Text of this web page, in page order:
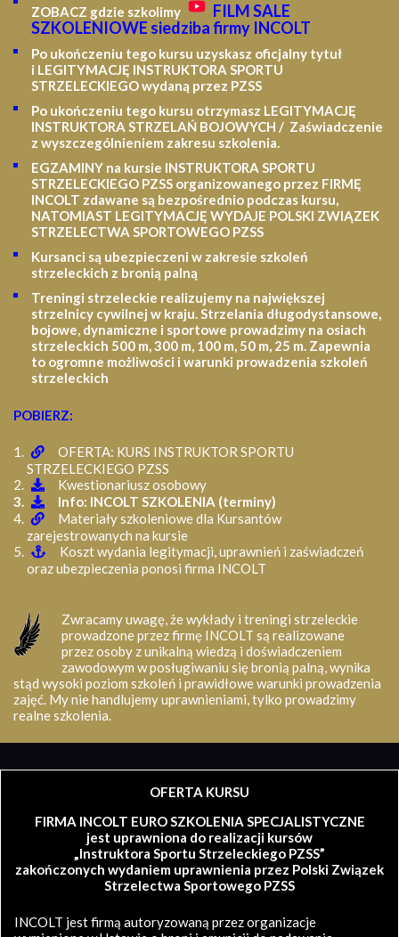
ZOBACZ gdzie szkolimy
FILM SALE
SZKOLENIOWE siedziba firmy INCOLT
Po ukończeniu tego kursu uzyskasz oficjalny tytuł
i LEGITYMACJĘ INSTRUKTORA SPORTU
STRZELECKIEGO wydaną przez PZSS
Po ukończeniu tego kursu otrzymasz LEGITYMACJĘ
INSTRUKTORA STRZELAŃ BOJOWYCH / Zaświadczenie
z wyszczególnieniem zakresu szkolenia.
EGZAMINY na kursie INSTRUKTORA SPORTU
STRZELECKIEGO PZSS organizowanego przez FIRMĘ
INCOLT zdawane są bezpośrednio podczas kursu,
NATOMIAST LEGITYMACJĘ WYDAJE POLSKI ZWIĄZEK
STRZELECTWA SPORTOWEGO PZSS
Kursanci są ubezpieczeni w zakresie szkoleń
strzeleckich z bronią palną
Treningi strzeleckie realizujemy na największej
strzelnicy cywilnej w kraju. Strzelania długodystansowe,
bojowe, dynamiczne i sportowe prowadzimy na osiach
strzeleckich 500 m, 300 m, 100 m, 50 m, 25 m. Zapewnia
to ogromne możliwości i warunki prowadzenia szkoleń
strzeleckich
POBIERZ:
OFERTA: KURS INSTRUKTOR SPORTU
STRZELECKIEGO PZSS
Kwestionariusz osobowy
Info: INCOLT SZKOLENIA (terminy)
Materiały szkoleniowe dla Kursantów
zarejestrowanych na kursie
Koszt wydania legitymacji, uprawnień i zaświadczeń
oraz ubezpieczenia ponosi firma INCOLT
Zwracamy uwagę, że wykłady i treningi strzeleckie
prowadzone przez firmę INCOLT są realizowane
przez osoby z unikalną wiedzą i doświadczeniem
zawodowym w posługiwaniu się bronią palną, wynika
stąd wysoki poziom szkoleń i prawidłowe warunki prowadzenia
zajęć. My nie handlujemy uprawnieniami, tylko prowadzimy
realne szkolenia.
OFERTA KURSU
FIRMA INCOLT EURO SZKOLENIA SPECJALISTYCZNE
jest uprawniona do realizacji kursów
„Instruktora Sportu Strzeleckiego PZSS”
zakończonych wydaniem uprawnienia przez Polski Związek
Strzelectwa Sportowego PZSS
INCOLT jest firmą autoryzowaną przez organizacje